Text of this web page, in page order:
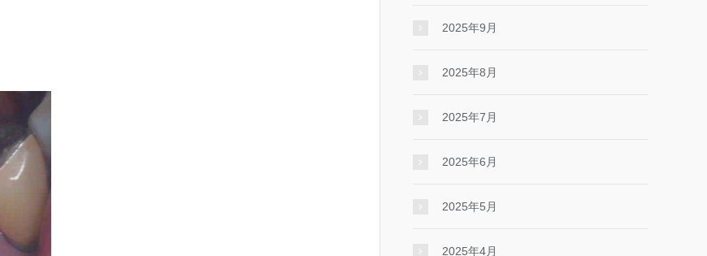
2025年9月
2025年8月
2025年7月
2025年6月
2025年5月
2025年4月